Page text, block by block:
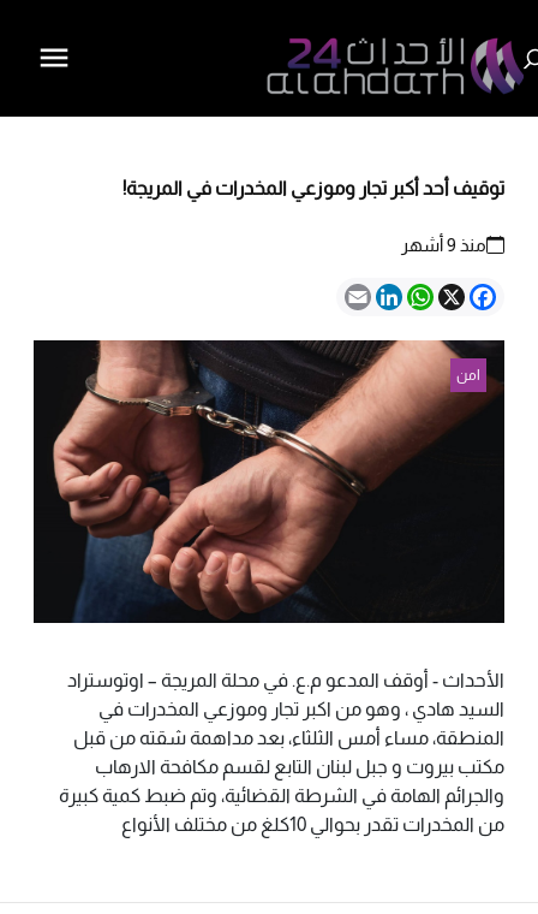
توقيف أحد أكبر تجار وموزعي المخدرات في المريجة!
منذ 9 أشهر
Facebook
X
WhatsApp
LinkedIn
Email
امن
الأحداث - أوقف المدعو م.ع. في محلة المريجة – اوتوستراد
السيد هادي ، وهو من اكبر تجار وموزعي المخدرات في
المنطقة، مساء أمس الثلثاء، بعد مداهمة شقته من قبل
مكتب بيروت و جبل لبنان التابع لقسم مكافحة الارهاب
والجرائم الهامة في الشرطة القضائية، وتم ضبط كمية كبيرة
من المخدرات تقدر بحوالي 10كلغ من مختلف الأنواع